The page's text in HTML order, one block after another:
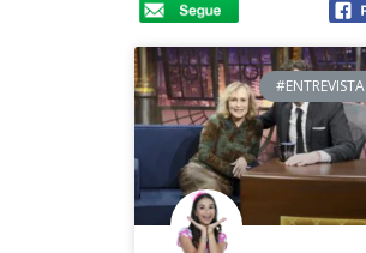
#ENTREVISTA